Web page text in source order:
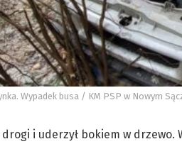
Wypadek busa / KM PSP w Nowym
drogi i uderzył bokiem w drzewo.